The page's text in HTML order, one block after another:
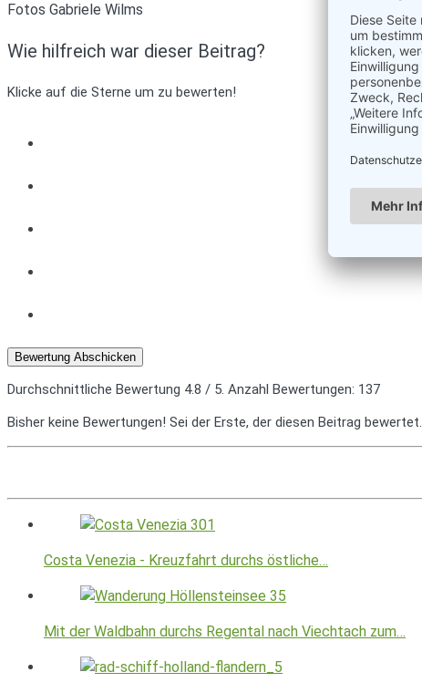
Fotos Gabriele Wilms
Wie hilfreich war dieser Beitrag?
Klicke auf die Sterne um zu bewerten!
Bewertung Abschicken
Durchschnittliche Bewertung 4.8 / 5. Anzahl Bewertungen: 137
Bisher keine Bewertungen! Sei der Erste, der diesen Beitrag bewertet.
Costa Venezia - Kreuzfahrt durchs östliche…
Mit der Waldbahn durchs Regental nach Viechtach zum…